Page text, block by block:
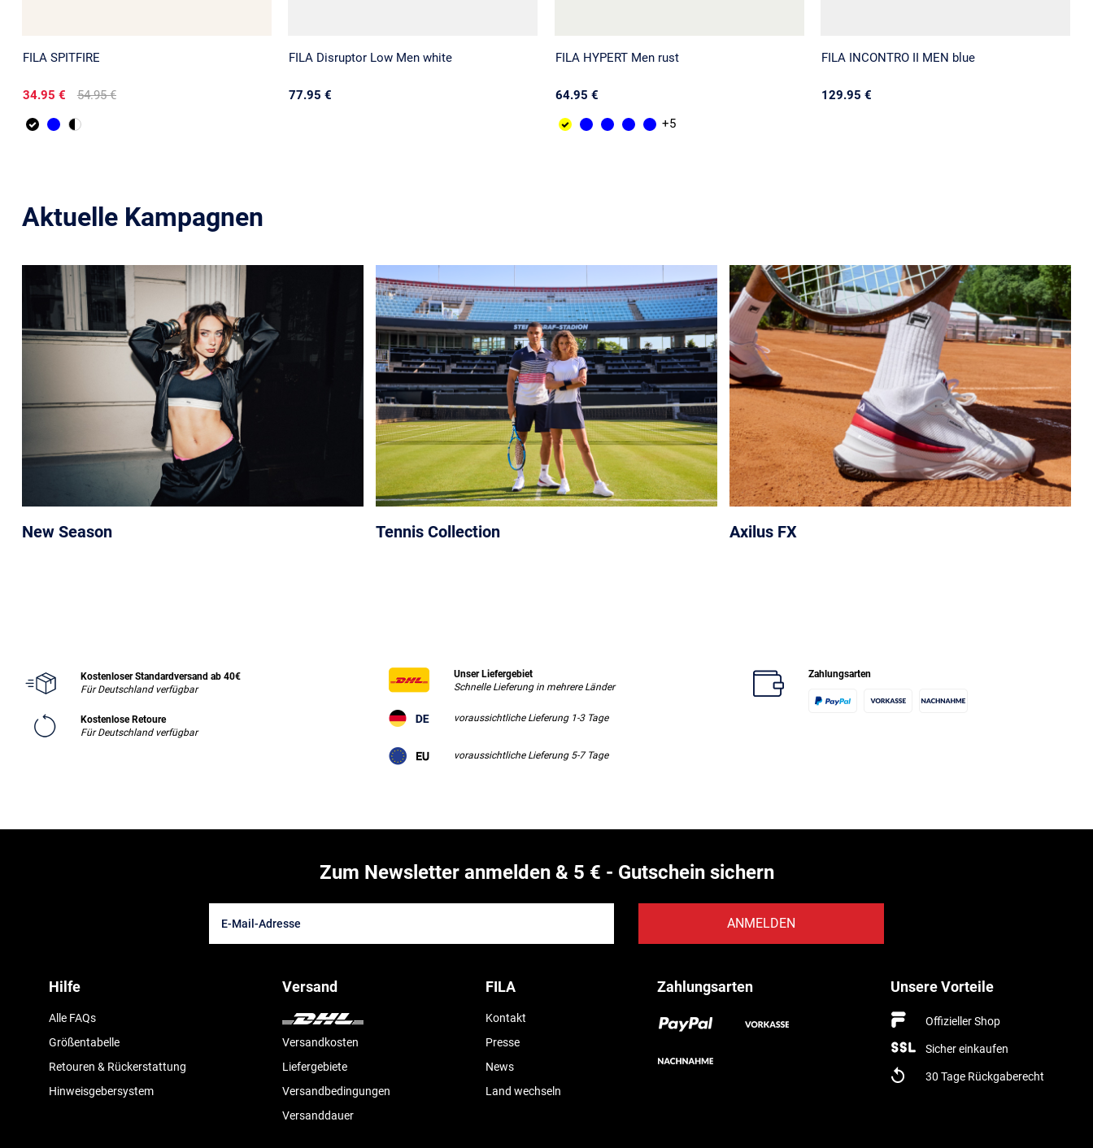
FILA SPITFIRE
34.95 € 54.95 €
FILA Disruptor Low Men white
77.95 €
FILA HYPERT Men rust
64.95 €
FILA INCONTRO II MEN blue
129.95 €
Aktuelle Kampagnen
New Season Tennis Collection Axilus FX
Kostenloser Standardversand ab 40€
Für Deutschland verfügbar
Kostenlose Retoure
Für Deutschland verfügbar
Unser Liefergebiet
Schnelle Lieferung in mehrere Länder
voraussichtliche Lieferung 1-3 Tage
voraussichtliche Lieferung 5-7 Tage
Zahlungsarten
Zum Newsletter anmelden & 5 € - Gutschein sichern
ANMELDEN
Hilfe
Alle FAQs
Größentabelle
Retouren & Rückerstattung
Hinweisgebersystem
Versand
Versandkosten
Liefergebiete
Versandbedingungen
Versanddauer
FILA
Kontakt
Presse
News
Land wechseln
Zahlungsarten Unsere Vorteile
Offizieller Shop
Sicher einkaufen
30 Tage Rückgaberecht